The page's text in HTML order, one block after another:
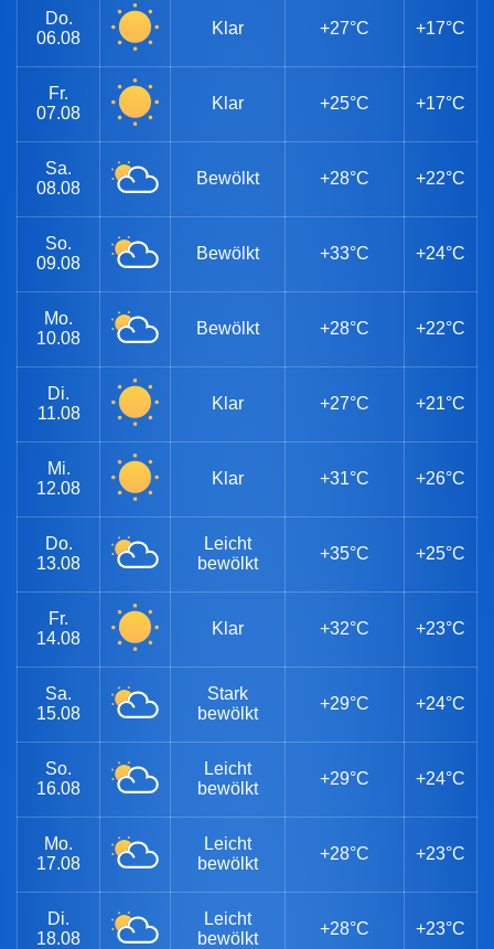
Do.
06.08
Klar +27°C +17°C
Fr.
07.08
Klar +25°C +17°C
Sa.
08.08
Bewölkt +28°C +22°C
So.
09.08
Bewölkt +33°C +24°C
Mo.
10.08
Bewölkt +28°C +22°C
Di.
11.08
Klar +27°C +21°C
Mi.
12.08
Klar +31°C +26°C
Do.
13.08
Leicht
bewölkt
+35°C +25°C
Fr.
14.08
Klar +32°C +23°C
Sa.
15.08
Stark
bewölkt
+29°C +24°C
So.
16.08
Leicht
bewölkt
+29°C +24°C
Mo.
17.08
Leicht
bewölkt
+28°C +23°C
Di.
18.08
Leicht
bewölkt
+28°C +23°C